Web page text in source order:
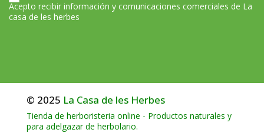
Acepto recibir información y comunicaciones comerciales de La
casa de les herbes
© 2025 La Casa de les Herbes
Tienda de herboristeria online - Productos naturales y
para adelgazar de herbolario.